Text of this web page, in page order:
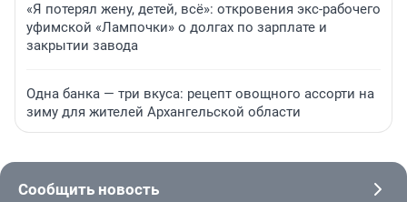
«Я потерял жену, детей, всё»: откровения экс-рабочего
уфимской «Лампочки» о долгах по зарплате и
закрытии завода
Одна банка — три вкуса: рецепт овощного ассорти на
зиму для жителей Архангельской области
Сообщить новость